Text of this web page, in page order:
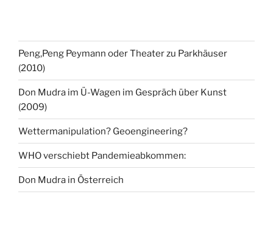
Peng,Peng Peymann oder Theater zu Parkhäuser
(2010)
Don Mudra im Ü-Wagen im Gespräch über Kunst
(2009)
Wettermanipulation? Geoengineering?
WHO verschiebt Pandemieabkommen:
Don Mudra in Österreich